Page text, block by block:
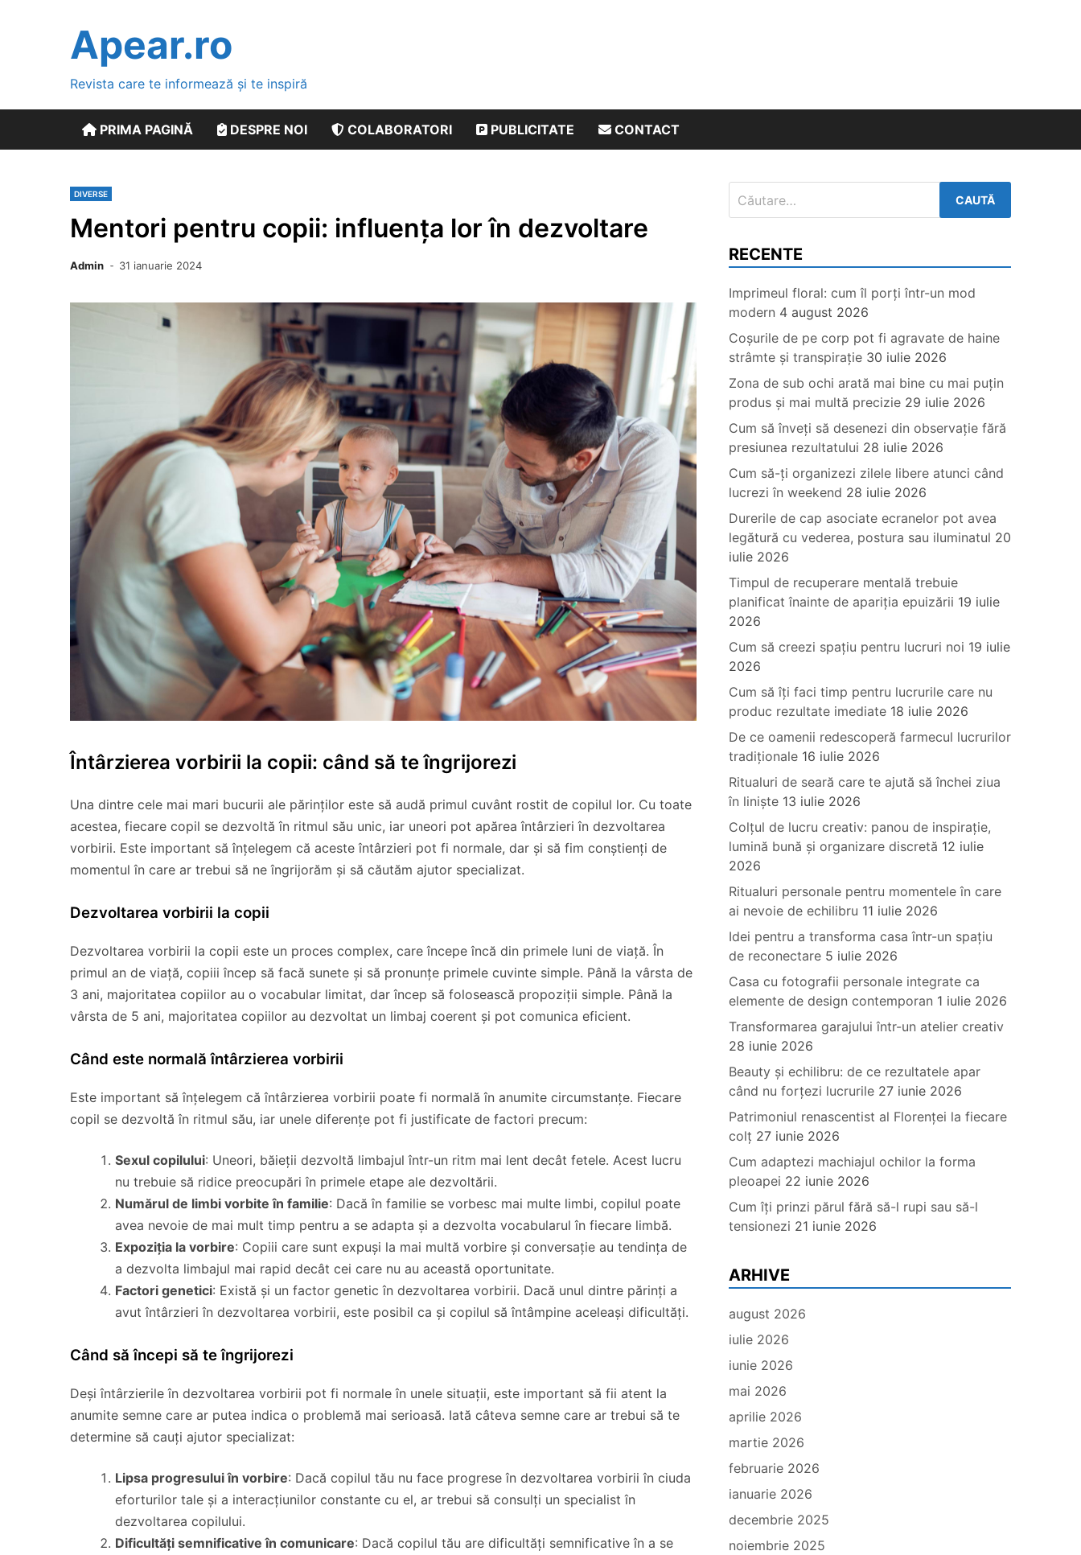
Apear.ro
Revista care te informează și te inspiră
PRIMA PAGINĂ DESPRE NOI COLABORATORI PUBLICITATE CONTACT
DIVERSE
Mentori pentru copii: influența lor în dezvoltare
Admin 31 ianuarie 2024
Întârzierea vorbirii la copii: când să te îngrijorezi
Una dintre cele mai mari bucurii ale părinților este să audă primul cuvânt rostit de copilul lor. Cu toate
acestea, fiecare copil se dezvoltă în ritmul său unic, iar uneori pot apărea întârzieri în dezvoltarea
vorbirii. Este important să înțelegem că aceste întârzieri pot fi normale, dar și să fim conștienți de
momentul în care ar trebui să ne îngrijorăm și să căutăm ajutor specializat.
Dezvoltarea vorbirii la copii
Dezvoltarea vorbirii la copii este un proces complex, care începe încă din primele luni de viață. În
primul an de viață, copiii încep să facă sunete și să pronunțe primele cuvinte simple. Până la vârsta de
3 ani, majoritatea copiilor au o vocabular limitat, dar încep să folosească propoziții simple. Până la
vârsta de 5 ani, majoritatea copiilor au dezvoltat un limbaj coerent și pot comunica eficient.
Când este normală întârzierea vorbirii
Este important să înțelegem că întârzierea vorbirii poate fi normală în anumite circumstanțe. Fiecare
copil se dezvoltă în ritmul său, iar unele diferențe pot fi justificate de factori precum:
Sexul copilului: Uneori, băieții dezvoltă limbajul într-un ritm mai lent decât fetele. Acest lucru
nu trebuie să ridice preocupări în primele etape ale dezvoltării.
Numărul de limbi vorbite în familie: Dacă în familie se vorbesc mai multe limbi, copilul poate
avea nevoie de mai mult timp pentru a se adapta și a dezvolta vocabularul în fiecare limbă.
Expoziția la vorbire: Copiii care sunt expuși la mai multă vorbire și conversație au tendința de
a dezvolta limbajul mai rapid decât cei care nu au această oportunitate.
Factori genetici: Există și un factor genetic în dezvoltarea vorbirii. Dacă unul dintre părinți a
avut întârzieri în dezvoltarea vorbirii, este posibil ca și copilul să întâmpine aceleași dificultăți.
Când să începi să te îngrijorezi
Deși întârzierile în dezvoltarea vorbirii pot fi normale în unele situații, este important să fii atent la
anumite semne care ar putea indica o problemă mai serioasă. Iată câteva semne care ar trebui să te
determine să cauți ajutor specializat:
Lipsa progresului în vorbire: Dacă copilul tău nu face progrese în dezvoltarea vorbirii în ciuda
eforturilor tale și a interacțiunilor constante cu el, ar trebui să consulți un specialist în
dezvoltarea copilului.
Dificultăți semnificative în comunicare: Dacă copilul tău are dificultăți semnificative în a se
după:
RECENTE
Imprimeul floral: cum îl porți într-un mod
modern 4 august 2026
Coșurile de pe corp pot fi agravate de haine
strâmte și transpirație 30 iulie 2026
Zona de sub ochi arată mai bine cu mai puțin
produs și mai multă precizie 29 iulie 2026
Cum să înveți să desenezi din observație fără
presiunea rezultatului 28 iulie 2026
Cum să-ți organizezi zilele libere atunci când
lucrezi în weekend 28 iulie 2026
Durerile de cap asociate ecranelor pot avea
legătură cu vederea, postura sau iluminatul 20
iulie 2026
Timpul de recuperare mentală trebuie
planificat înainte de apariția epuizării 19 iulie
2026
Cum să creezi spațiu pentru lucruri noi 19 iulie
2026
Cum să îți faci timp pentru lucrurile care nu
produc rezultate imediate 18 iulie 2026
De ce oamenii redescoperă farmecul lucrurilor
tradiționale 16 iulie 2026
Ritualuri de seară care te ajută să închei ziua
în liniște 13 iulie 2026
Colțul de lucru creativ: panou de inspirație,
lumină bună și organizare discretă 12 iulie
2026
Ritualuri personale pentru momentele în care
ai nevoie de echilibru 11 iulie 2026
Idei pentru a transforma casa într-un spațiu
de reconectare 5 iulie 2026
Casa cu fotografii personale integrate ca
elemente de design contemporan 1 iulie 2026
Transformarea garajului într-un atelier creativ
28 iunie 2026
Beauty și echilibru: de ce rezultatele apar
când nu forțezi lucrurile 27 iunie 2026
Patrimoniul renascentist al Florenței la fiecare
colț 27 iunie 2026
Cum adaptezi machiajul ochilor la forma
pleoapei 22 iunie 2026
Cum îți prinzi părul fără să-l rupi sau să-l
tensionezi 21 iunie 2026
ARHIVE
august 2026
iulie 2026
iunie 2026
mai 2026
aprilie 2026
martie 2026
februarie 2026
ianuarie 2026
decembrie 2025
noiembrie 2025